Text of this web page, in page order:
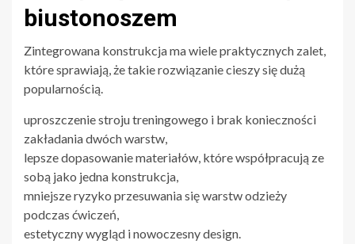
biustonoszem
Zintegrowana konstrukcja ma wiele praktycznych zalet,
które sprawiają, że takie rozwiązanie cieszy się dużą
popularnością.
uproszczenie stroju treningowego i brak konieczności
zakładania dwóch warstw,
lepsze dopasowanie materiałów, które współpracują ze
sobą jako jedna konstrukcja,
mniejsze ryzyko przesuwania się warstw odzieży
podczas ćwiczeń,
estetyczny wygląd i nowoczesny design.